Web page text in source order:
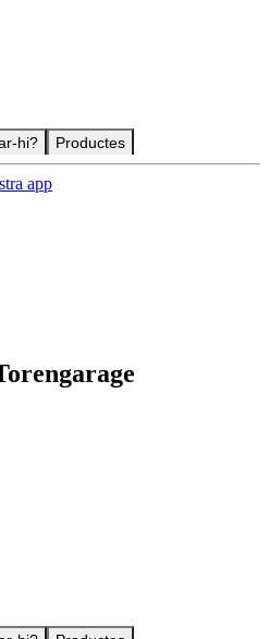
hi? Productes
app